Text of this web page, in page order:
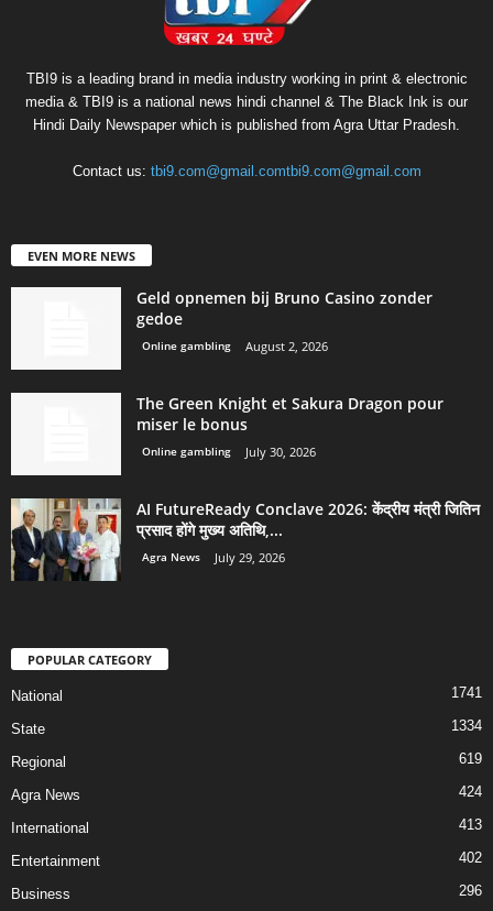
TBI9 is a leading brand in media industry working in print & electronic
media & TBI9 is a national news hindi channel & The Black Ink is our
Hindi Daily Newspaper which is published from Agra Uttar Pradesh.
Contact us: tbi9.com@gmail.comtbi9.com@gmail.com
EVEN MORE NEWS
Geld opnemen bij Bruno Casino zonder
gedoe
Online gambling August 2, 2026
The Green Knight et Sakura Dragon pour
miser le bonus
Online gambling July 30, 2026
AI FutureReady Conclave 2026: केंद्रीय मंत्री जितिन
प्रसाद होंगे मुख्य अतिथि,...
Agra News July 29, 2026
POPULAR CATEGORY
National 1741
State 1334
Regional 619
Agra News 424
International 413
Entertainment 402
Business 296